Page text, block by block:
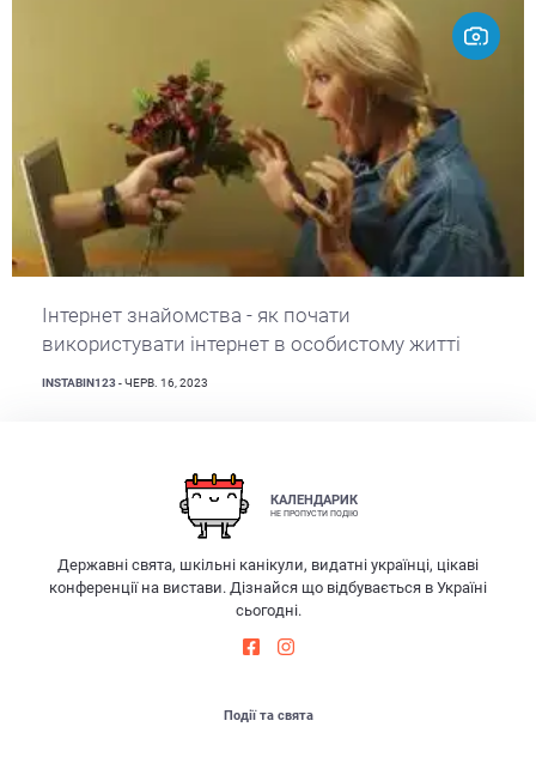
Інтернет знайомства - як почати
використувати інтернет в особистому житті
INSTABIN123 - ЧЕРВ. 16, 2023
КАЛЕНДАРИК
НЕ ПРОПУСТИ ПОДІЮ
Державні свята, шкільні канікули, видатні українці, цікаві
конференції на вистави. Дізнайся що відбувається в Україні
сьогодні.
Події та свята